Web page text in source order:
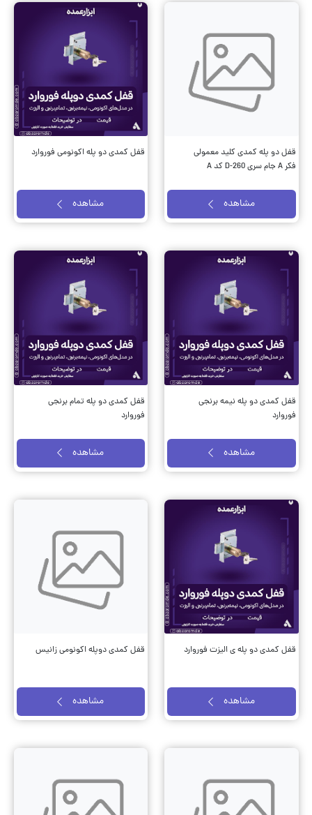
قفل دو پله کمدی کلید معمولی
فکر A جام سری D-260 کد A
مشاهده
قفل کمدی دو پله اکونومی فوروارد
مشاهده
قفل کمدی دو پله نیمه برنجی
فوروارد
مشاهده
قفل کمدی دو پله تمام برنجی
فوروارد
مشاهده
قفل کمدی دو پله ی الیزت فوروارد
مشاهده
قفل کمدی دوپله اکونومی زانیس
مشاهده